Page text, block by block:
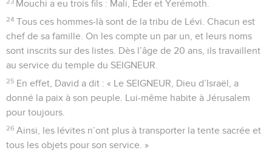
Mouchi a eu trois fils : Mali, Éder et Yerémoth.
24 Tous ces hommes-là sont de la tribu de Lévi. Chacun est
chef de sa famille. On les compte un par un, et leurs noms
sont inscrits sur des listes. Dès l’âge de 20 ans, ils travaillent
au service du temple du SEIGNEUR.
25 En effet, David a dit : « Le SEIGNEUR, Dieu d’Israël, a
donné la paix à son peuple. Lui-même habite à Jérusalem
pour toujours.
26 Ainsi, les lévites n’ont plus à transporter la tente sacrée et
tous les objets pour son service. »